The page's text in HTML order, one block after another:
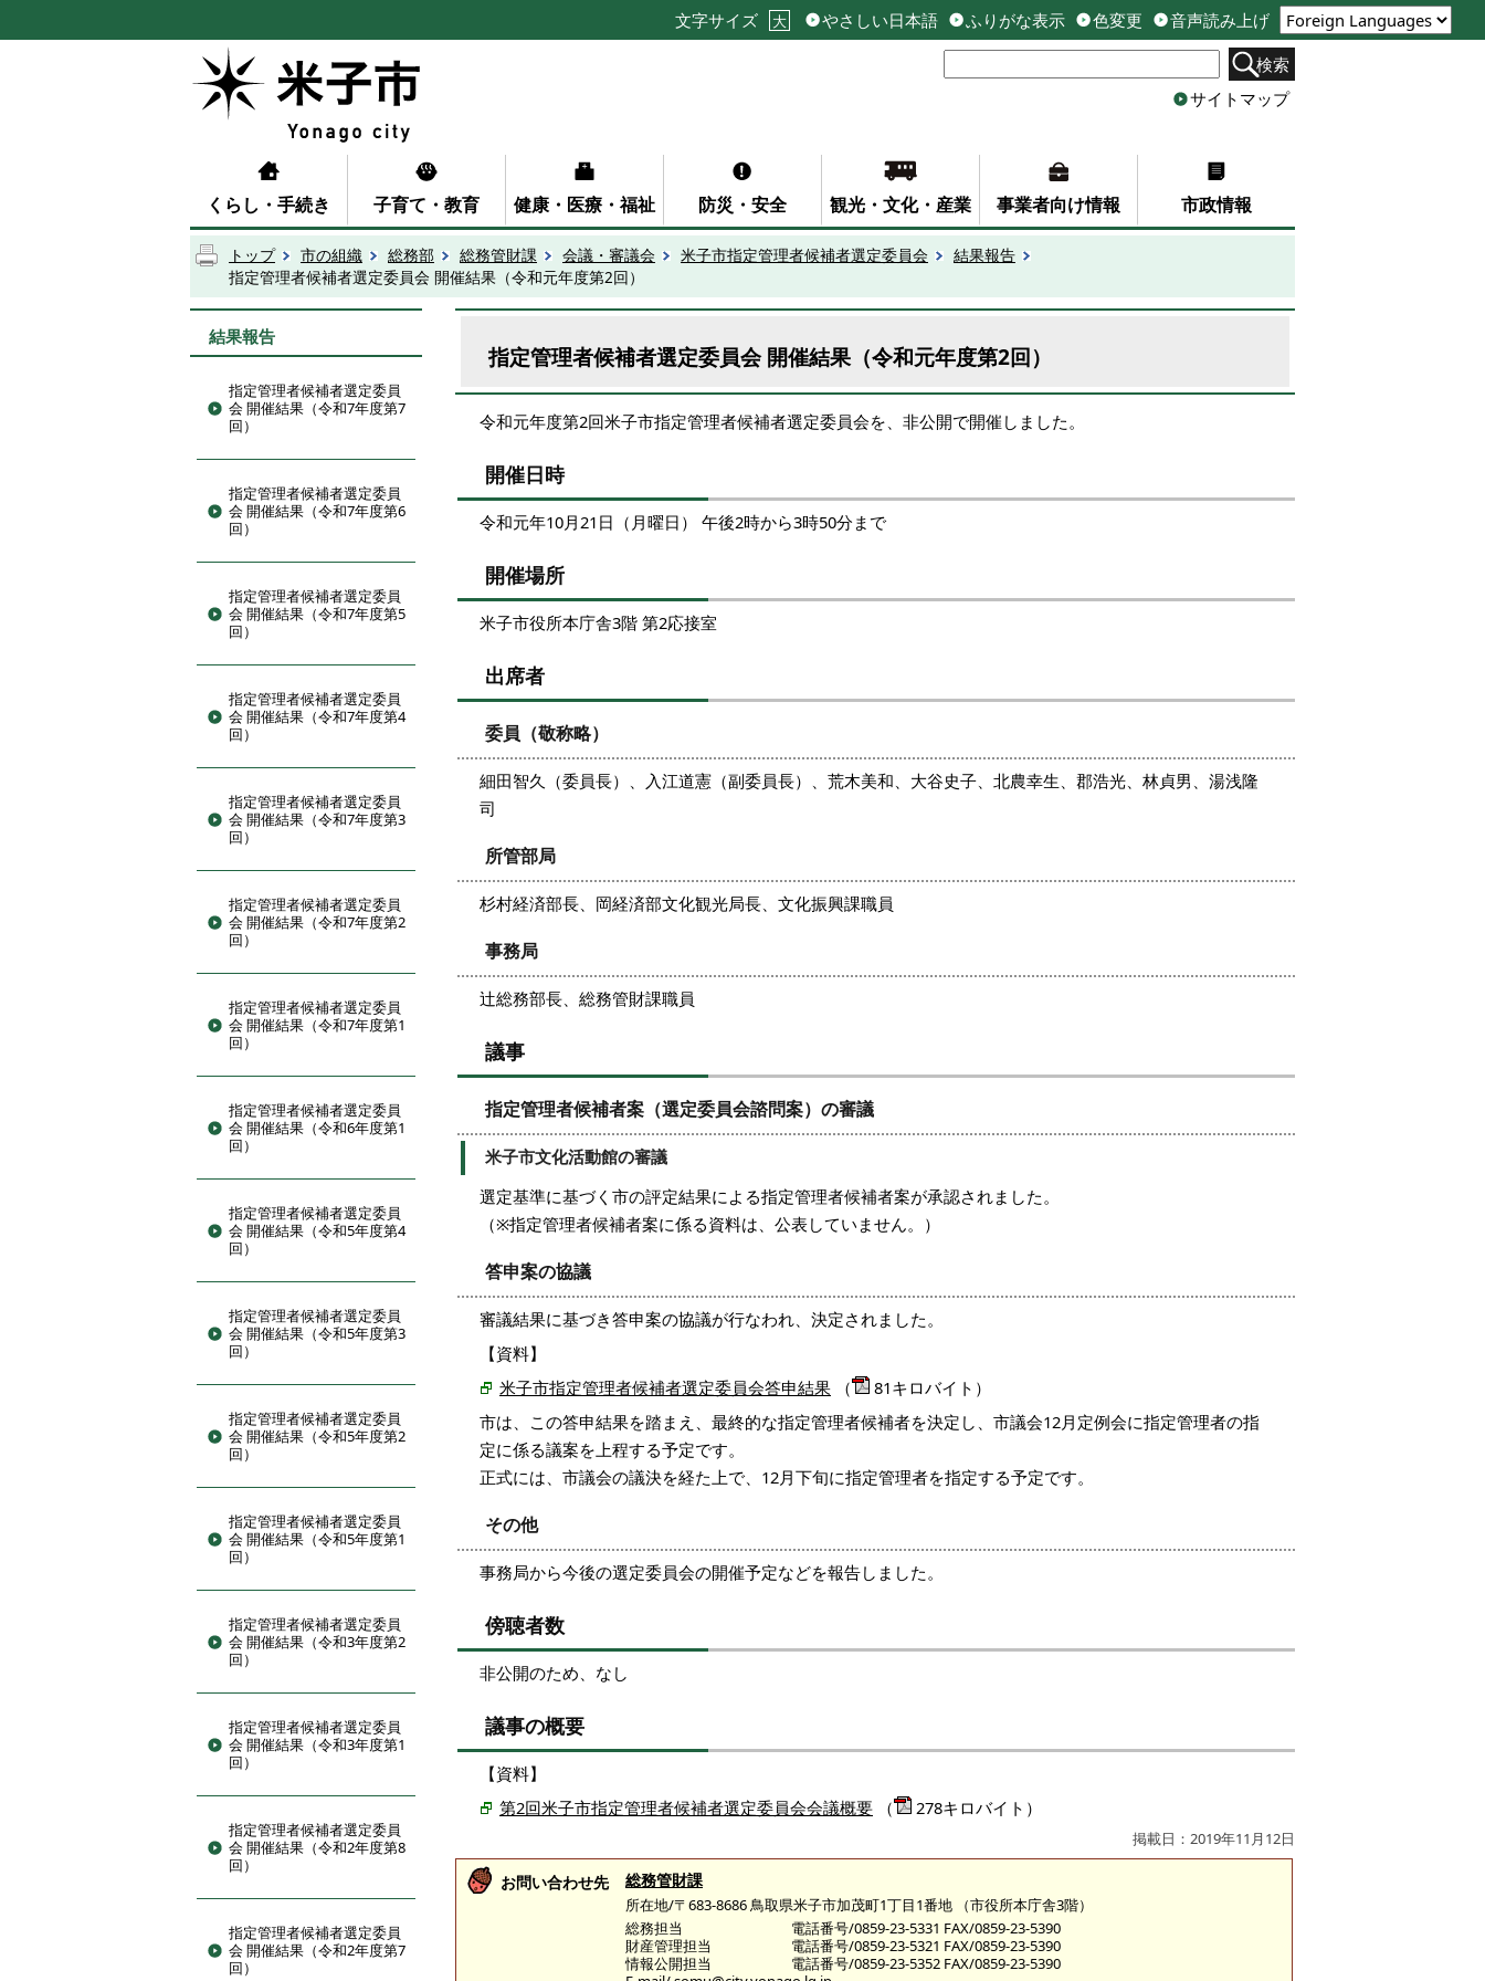
文字サイズ 大 やさしい日本語 ふりがな表示 色変更
音声読み上げ
検索
サイトマップ
くらし・手続き 子育て・教育 健康・医療・福祉 防災・安全 観光・文化・産業 事業者向け情報 市政情報
トップ 市の組織 総務部 総務管財課 会議・審議会 米子市指定管理者候補者選定委員会
結果報告
指定管理者候補者選定委員会 開催結果（令和元年度第2回）
結果報告
指定管理者候補者選定委員
会 開催結果（令和7年度第7
回）
指定管理者候補者選定委員
会 開催結果（令和7年度第6
回）
指定管理者候補者選定委員
会 開催結果（令和7年度第5
回）
指定管理者候補者選定委員
会 開催結果（令和7年度第4
回）
指定管理者候補者選定委員
会 開催結果（令和7年度第3
回）
指定管理者候補者選定委員
会 開催結果（令和7年度第2
回）
指定管理者候補者選定委員
会 開催結果（令和7年度第1
回）
指定管理者候補者選定委員
会 開催結果（令和6年度第1
回）
指定管理者候補者選定委員
会 開催結果（令和5年度第4
回）
指定管理者候補者選定委員
会 開催結果（令和5年度第3
回）
指定管理者候補者選定委員
会 開催結果（令和5年度第2
回）
指定管理者候補者選定委員
会 開催結果（令和5年度第1
回）
指定管理者候補者選定委員
会 開催結果（令和3年度第2
回）
指定管理者候補者選定委員
会 開催結果（令和3年度第1
回）
指定管理者候補者選定委員
会 開催結果（令和2年度第8
回）
指定管理者候補者選定委員
会 開催結果（令和2年度第7
回）
指定管理者候補者選定委員会 開催結果（令和元年度第2回）
令和元年度第2回米子市指定管理者候補者選定委員会を、非公開で開催しました。
開催日時
令和元年10月21日（月曜日） 午後2時から3時50分まで
開催場所
米子市役所本庁舎3階 第2応接室
出席者
委員（敬称略）
細田智久（委員長）、入江道憲（副委員長）、荒木美和、大谷史子、北農幸生、郡浩光、林貞男、湯浅隆
司
所管部局
杉村経済部長、岡経済部文化観光局長、文化振興課職員
事務局
辻総務部長、総務管財課職員
議事
指定管理者候補者案（選定委員会諮問案）の審議
米子市文化活動館の審議
選定基準に基づく市の評定結果による指定管理者候補者案が承認されました。
（※指定管理者候補者案に係る資料は、公表していません。）
答申案の協議
審議結果に基づき答申案の協議が行なわれ、決定されました。
【資料】
米子市指定管理者候補者選定委員会答申結果 （
81キロバイト）
市は、この答申結果を踏まえ、最終的な指定管理者候補者を決定し、市議会12月定例会に指定管理者の指
定に係る議案を上程する予定です。
正式には、市議会の議決を経た上で、12月下旬に指定管理者を指定する予定です。
その他
事務局から今後の選定委員会の開催予定などを報告しました。
傍聴者数
非公開のため、なし
議事の概要
【資料】
第2回米子市指定管理者候補者選定委員会会議概要 （ 278キロバイト）
掲載日：2019年11月12日
お問い合わせ先 総務管財課
所在地/〒683-8686 鳥取県米子市加茂町1丁目1番地 （市役所本庁舎3階）
総務担当
電話番号/0859-23-5331 FAX/0859-23-5390
財産管理担当
電話番号/0859-23-5321 FAX/0859-23-5390
情報公開担当
電話番号/0859-23-5352 FAX/0859-23-5390